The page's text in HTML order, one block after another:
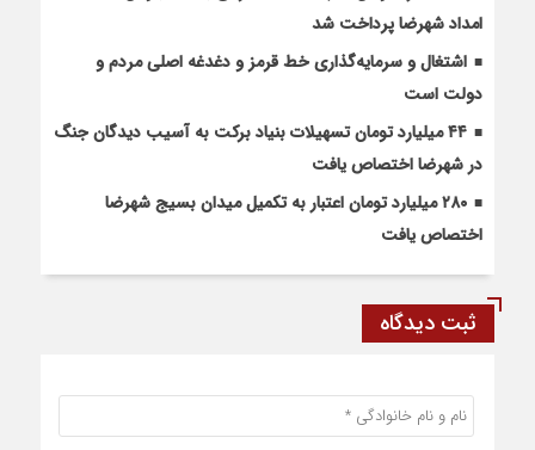
امداد شهرضا پرداخت شد
اشتغال و سرمایه‌گذاری خط قرمز و دغدغه اصلی مردم و
دولت است
۴۴ میلیارد تومان تسهیلات بنیاد برکت به آسیب دیدگان جنگ
در شهرضا اختصاص یافت
۲۸۰ میلیارد تومان اعتبار به تکمیل میدان بسیج شهرضا
اختصاص یافت
ثبت دیدگاه